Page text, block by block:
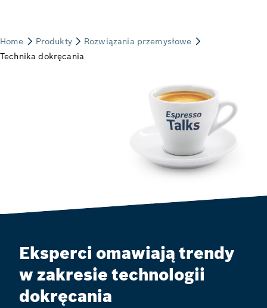
Eksperci omawiają trendy
w zakresie technologii
dokręcania